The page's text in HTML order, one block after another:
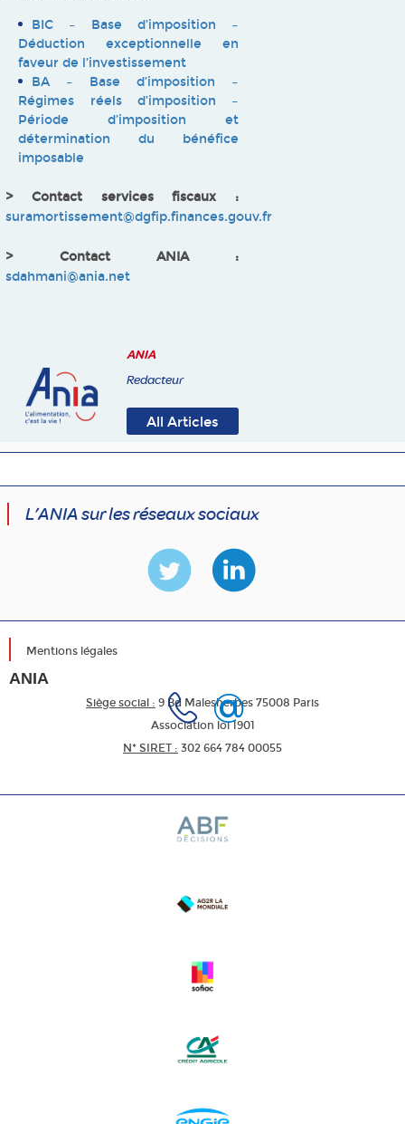
BIC – Base d’imposition –
Déduction exceptionnelle en
faveur de l’investissement
BA – Base d’imposition –
Régimes réels d’imposition –
Période d’imposition et
détermination du bénéfice
imposable
> Contact services fiscaux :
suramortissement@dgfip.finances.gouv.fr
> Contact ANIA :
sdahmani@ania.net
ANIA
Redacteur
All Articles
L’ANIA sur les réseaux sociaux
Mentions légales
ANIA
Siège social : 9 Bd Malesherbes 75008 Paris
Association loi 1901
N* SIRET : 302 664 784 00055